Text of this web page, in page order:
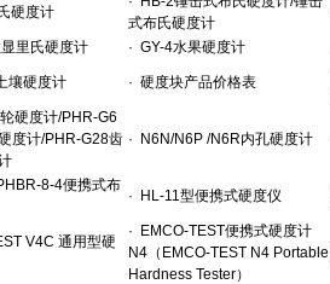
硬度计
式布氏硬度计
里氏硬度计 · GY-4水果硬度计
壤硬度计 · 硬度块产品价格表
硬度计/PHR-G6
度计/PHR-G28齿 · N6N/N6P /N6R内孔硬度计
8-4便携式布
· HL-11型便携式硬度仪
V4C 通用型硬
· EMCO-TEST便携式硬度计
N4（EMCO-TEST N4 Portable
Hardness Tester）